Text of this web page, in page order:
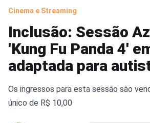
Cinema e Streaming
Inclusão: Sessão
'Kung Fu Panda 4'
adaptada para
Os ingressos para esta sessão são
único de R$ 10,00